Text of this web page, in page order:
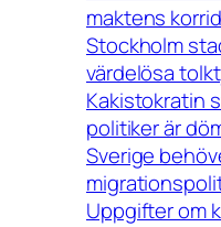
maktens
Stockholm
värdelösa
Kakistokratin
politiker är
Sverige
Uppgifter om